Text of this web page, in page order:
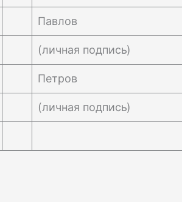
Павлов
(личная подпись)
Петров
(личная подпись)